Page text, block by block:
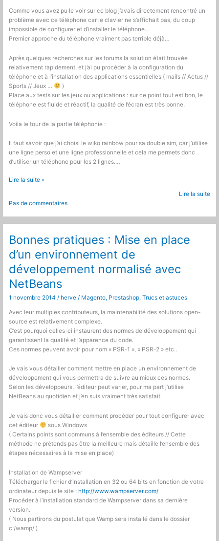
Comme vous avez pu le voir sur ce blog j’avais directement rencontré un
problème avec ce téléphone car le clavier ne s’affichait pas, du coup
impossible de configurer et d’installer le téléphone…
Premier approche du téléphone vraiment pas terrible déjà…
Après quelques recherches sur les forums la solution était trouvée
relativement rapidement, et j’ai pu procéder à la configuration du
téléphone et à l’installation des applications essentielles ( mails // Actus //
Sports // Jeux …
)
Place aux tests sur les jeux ou applications : sur ce point tout est bon, le
téléphone est fluide et réactif, la qualité de l’écran est très bonne.
Voila le tour de la partie téléphonie :
Il faut savoir que j’ai choisi le wiko rainbow pour sa double sim, car j’utilise
une ligne perso et une ligne professionnelle et cela me permets donc
d’utiliser un téléphone pour les 2 lignes.…
Retour
Rainbow
Lire la suite »
Lire la suite
Pas de commentaires
Bonnes pratiques : Mise en place
d’un environnement de
développement normalisé avec
NetBeans
1 novembre 2014/ herve/ Magento, Prestashop,Trucs et astuces
Avec leur multiples contributeurs, la maintenabilité des solutions open-
source est relativement complexe.
C’est pourquoi celles-ci instaurent des normes de développement qui
garantissent la qualité et l’apparence du code.
Ces normes peuvent avoir pour nom « PSR-1 », « PSR-2 » etc..
Je vais vous détailler comment mettre en place un environnement de
développement qui vous permettra de suivre au mieux ces normes.
Selon les développeurs, l’éditeur peut varier, pour ma part j’utilise
NetBeans au quotidien et j’en suis vraiment très satisfait.
Je vais donc vous détailler comment procéder pour tout configurer avec
cet éditeur
sous Windows
( Certains points sont communs à l’ensemble des éditeurs // Cette
méthode ne prétends pas être la meilleure mais détaille l’ensemble des
étapes nécessaires à la mise en place)
Installation de Wampserver
Télécharger le fichier d’installation en 32 ou 64 bits en fonction de votre
ordinateur depuis le site : http://www.wampserver.com/
Procéder à l’installation standard de Wampserver dans sa dernière
version.
( Nous partirons du postulat que Wamp sera installé dans le dossier
c:/wamp/ )